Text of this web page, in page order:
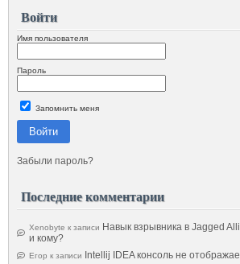
Войти
Имя пользователя
Пароль
Запомнить меня
Войти
Забыли пароль?
Последние комментарии
Xenobyte к записи Навык взрывника в Jagged
и кому?
Егор к записи Intellij IDEA консоль не